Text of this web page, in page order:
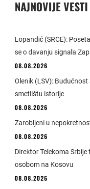
NAJNOVIJE VESTI
Lopandić (SRCE):
se o davanju signala
08.08.2026
Olenik (LSV): Budućnost
smetlištu istorije
08.08.2026
Zarobljeni u
08.08.2026
Direktor Telekoma
osobom na Kosovu
08.08.2026